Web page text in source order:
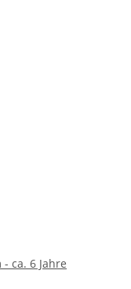
ca. 6 Jahre